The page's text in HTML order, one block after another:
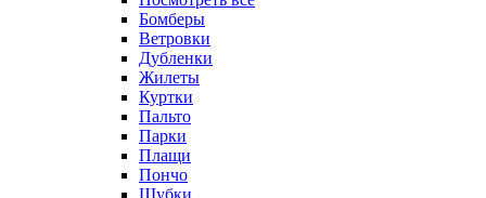
Бомберы
Ветровки
Дубленки
Жилеты
Куртки
Пальто
Парки
Плащи
Пончо
Шубки